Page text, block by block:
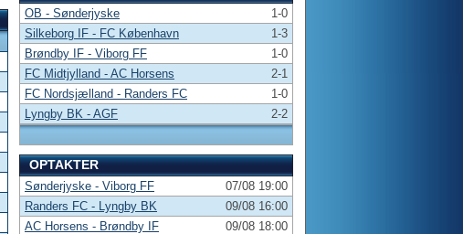
OB - Sønderjyske
1-0
Silkeborg IF - FC København
1-3
Brøndby IF - Viborg FF
1-0
FC Midtjylland - AC Horsens
2-1
FC Nordsjælland - Randers FC
1-0
Lyngby BK - AGF
2-2
OPTAKTER
Sønderjyske - Viborg FF
07/08 19:00
Randers FC - Lyngby BK
09/08 16:00
AC Horsens - Brøndby IF
09/08 18:00